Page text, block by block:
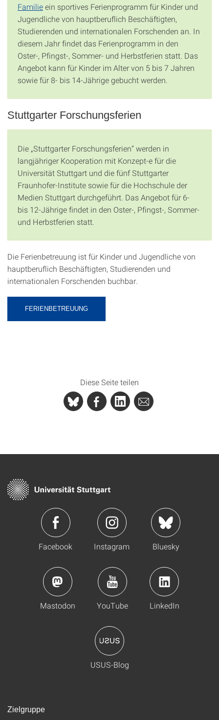
Familieein sportives Ferienprogramm für Kinder und
Jugendliche von hauptberuflich Beschäftigten,
Studierenden und internationalen Forschenden an. In
diesem Jahr findet das Ferienprogramm in den
Oster-, Pfingst-, Sommer- und Herbstferien statt. Das
Angebot kann für Kinder im Alter von 5 bis 7 Jahren
sowie für 8- bis 14-Jährige gebucht werden.
Stuttgarter Forschungsferien
Die „Stuttgarter Forschungsferien” werden in
langjähriger Kooperation mit Konzept-e für die
Universität Stuttgart und die fünf Stuttgarter
Fraunhofer-Institute sowie für die Hochschule der
Medien Stuttgart durchgeführt. Das Angebot für 6-
bis 12-Jährige findet in den Oster-, Pfingst-, Sommer-
und Herbstferien statt.
Die Ferienbetreuung ist für Kinder und Jugendliche von
hauptberuflich Beschäftigten, Studierenden und
internationalen Forschenden buchbar.
FERIENBETREUUNG
Diese Seite teilen
Facebook Instagram Bluesky
Mastodon YouTube LinkedIn
USUS-Blog
Zielgruppe